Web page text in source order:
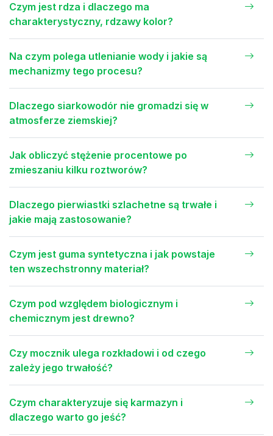
Czym jest rdza i dlaczego ma
charakterystyczny, rdzawy kolor?
Na czym polega utlenianie wody i jakie są
mechanizmy tego procesu?
Dlaczego siarkowodór nie gromadzi się w
atmosferze ziemskiej?
Jak obliczyć stężenie procentowe po
zmieszaniu kilku roztworów?
Dlaczego pierwiastki szlachetne są trwałe i
jakie mają zastosowanie?
Czym jest guma syntetyczna i jak powstaje
ten wszechstronny materiał?
Czym pod względem biologicznym i
chemicznym jest drewno?
Czy mocznik ulega rozkładowi i od czego
zależy jego trwałość?
Czym charakteryzuje się karmazyn i
dlaczego warto go jeść?